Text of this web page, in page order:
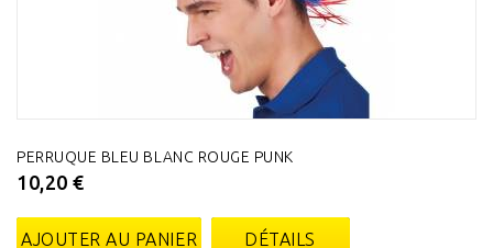
PERRUQUE BLEU BLANC ROUGE PUNK
10,20 €
AJOUTER AU PANIER DÉTAILS